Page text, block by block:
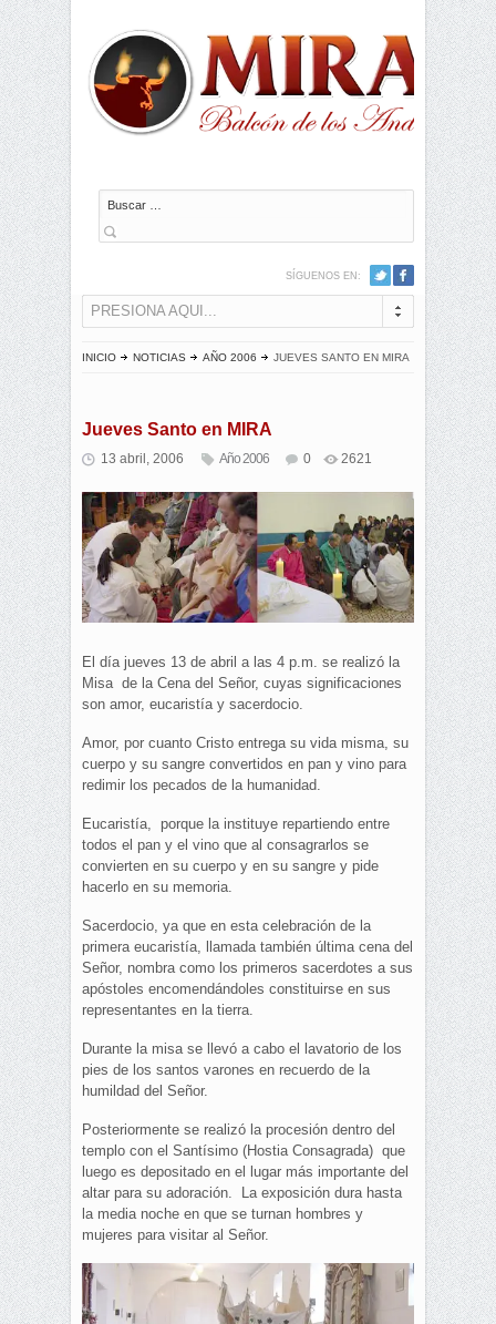
Buscar
SÍGUENOS EN:
PRESIONA AQUI...
INICIO NOTICIAS AÑO 2006 JUEVES SANTO EN MIRA
Jueves Santo en MIRA
13 abril, 2006 Año 2006 0 2621
El día jueves 13 de abril a las 4 p.m. se realizó la
Misa de la Cena del Señor, cuyas significaciones
son amor, eucaristía y sacerdocio.
Amor, por cuanto Cristo entrega su vida misma, su
cuerpo y su sangre convertidos en pan y vino para
redimir los pecados de la humanidad.
Eucaristía, porque la instituye repartiendo entre
todos el pan y el vino que al consagrarlos se
convierten en su cuerpo y en su sangre y pide
hacerlo en su memoria.
Sacerdocio, ya que en esta celebración de la
primera eucaristía, llamada también última cena del
Señor, nombra como los primeros sacerdotes a sus
apóstoles encomendándoles constituirse en sus
representantes en la tierra.
Durante la misa se llevó a cabo el lavatorio de los
pies de los santos varones en recuerdo de la
humildad del Señor.
Posteriormente se realizó la procesión dentro del
templo con el Santísimo (Hostia Consagrada) que
luego es depositado en el lugar más importante del
altar para su adoración. La exposición dura hasta
la media noche en que se turnan hombres y
mujeres para visitar al Señor.